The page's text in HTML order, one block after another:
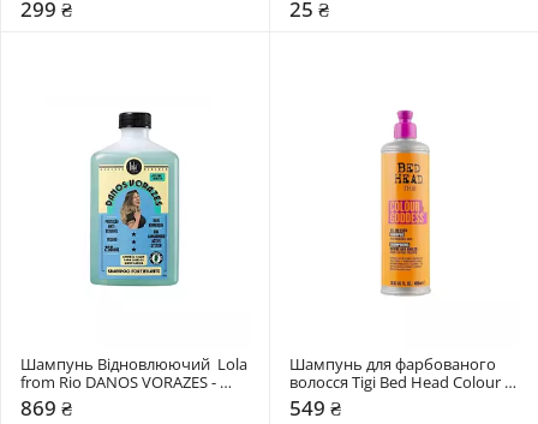
299 ₴ 25 ₴
Шампунь Відновлюючий  Lola
from Rio DANOS VORAZES -
SHAMPOO FORTIFICANTE
869 ₴
Шампунь для фарбованого
волосся Tigi Bed Head Colour
Goddess
549 ₴